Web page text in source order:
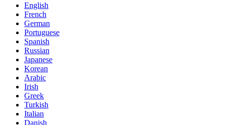
English
French
German
Portuguese
Spanish
Russian
Japanese
Korean
Arabic
Irish
Greek
Turkish
Italian
Danish